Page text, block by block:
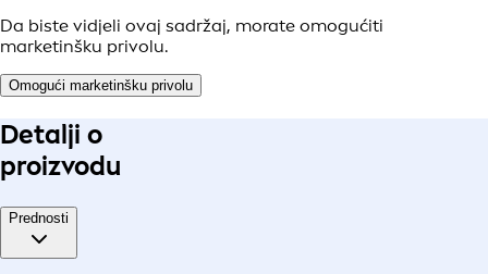
Da biste vidjeli ovaj sadržaj, morate omogućiti
marketinšku privolu.
Omogući marketinšku privolu
Detalji o
proizvodu
Prednosti